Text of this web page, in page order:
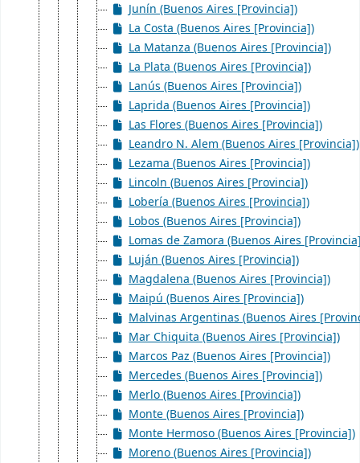
Junín (Buenos Aires [Provincia])
La Costa (Buenos Aires [Provincia])
La Matanza (Buenos Aires [Provincia])
La Plata (Buenos Aires [Provincia])
Lanús (Buenos Aires [Provincia])
Laprida (Buenos Aires [Provincia])
Las Flores (Buenos Aires [Provincia])
Leandro N. Alem (Buenos Aires [Provincia])
Lezama (Buenos Aires [Provincia])
Lincoln (Buenos Aires [Provincia])
Lobería (Buenos Aires [Provincia])
Lobos (Buenos Aires [Provincia])
Lomas de Zamora (Buenos Aires
Luján (Buenos Aires [Provincia])
Magdalena (Buenos Aires [Provincia])
Maipú (Buenos Aires [Provincia])
Malvinas Argentinas (Buenos Aires
Mar Chiquita (Buenos Aires [Provincia])
Marcos Paz (Buenos Aires [Provincia])
Mercedes (Buenos Aires [Provincia])
Merlo (Buenos Aires [Provincia])
Monte (Buenos Aires [Provincia])
Monte Hermoso (Buenos Aires [Provincia])
Moreno (Buenos Aires [Provincia])